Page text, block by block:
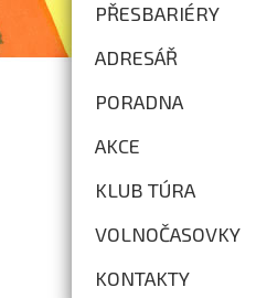
PŘESBARIÉRY
ADRESÁŘ
PORADNA
AKCE
KLUB TÚRA
VOLNOČASOVKY
KONTAKTY